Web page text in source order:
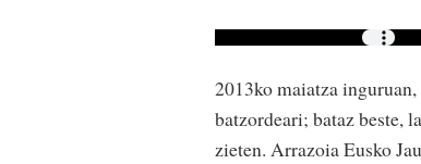
2013ko maiatza
batzordeari; bataz beste,
zieten. Arrazoia Eusko